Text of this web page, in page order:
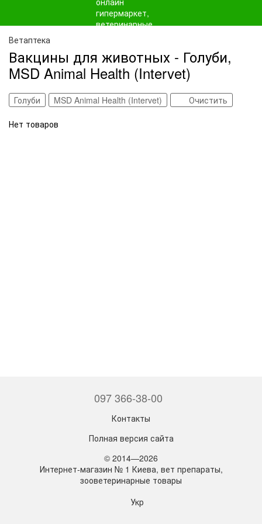
Ветаптека
Вакцины для животных - Голуби,
MSD Animal Health (Intervet)
Голуби MSD Animal Health (Intervet) Очистить
Нет товаров
097 366-38-00
Контакты
Полная версия сайта
© 2014—2026
Интернет-магазин № 1 Киева, вет препараты,
зооветеринарные товары
Укр